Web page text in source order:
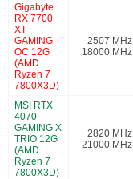
Gigabyte
RX 7700
XT
GAMING
OC 12G
(AMD
Ryzen 7
7800X3D)
2507 MHz
18000 MHz
MSI RTX
4070
GAMING X
TRIO 12G
(AMD
Ryzen 7
7800X3D)
2820 MHz
21000 MHz